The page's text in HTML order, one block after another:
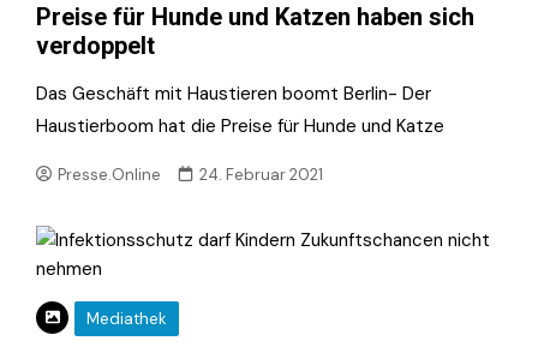
Preise für Hunde und Katzen haben sich
verdoppelt
Das Geschäft mit Haustieren boomt Berlin- Der
Haustierboom hat die Preise für Hunde und Katze
Presse.Online 24. Februar 2021
Mediathek